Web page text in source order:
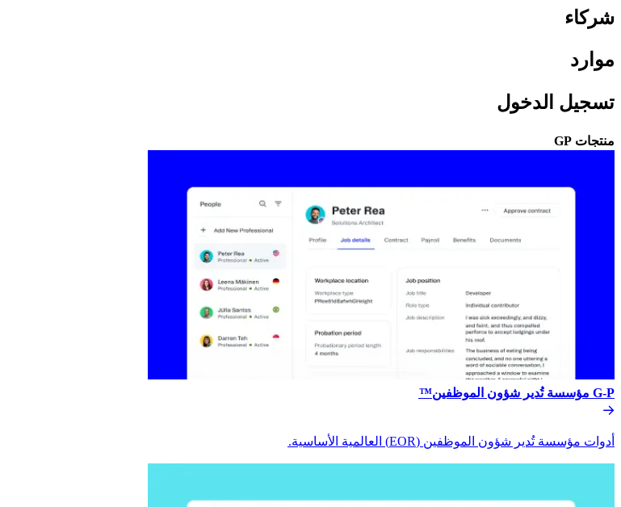
شركاء​​
موارد​​
تسجيل الدخول​​
منتجات GP​​
G-P مؤسسة تُدير شؤون الموظفين™​​
أدوات مؤسسة تُدير شؤون الموظفين (EOR) العالمية الأساسية.​​